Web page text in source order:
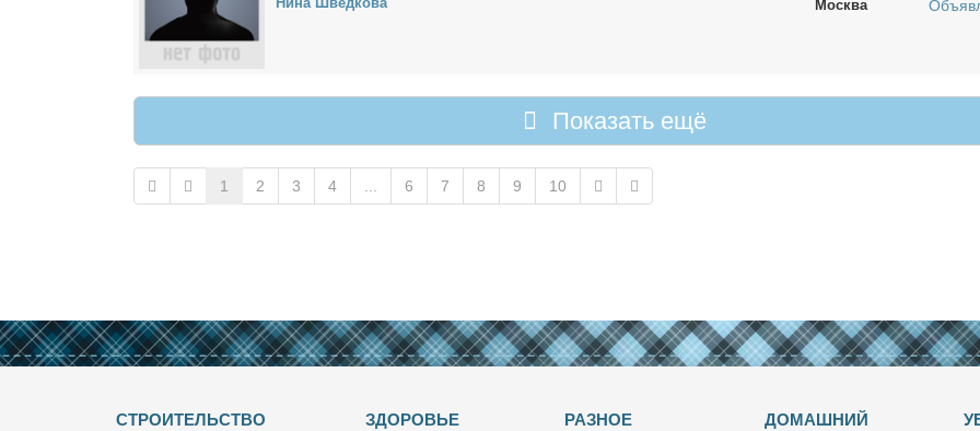
Москва
Показать ещё
1 2 3 4 6 7 8 9 10
СТРОИТЕЛЬСТВО
ЗДОРОВЬЕ
РАЗНОЕ
ДОМАШНИЙ